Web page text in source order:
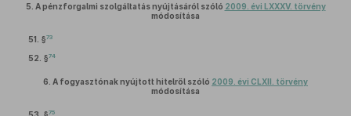
5. A pénzforgalmi szolgáltatás nyújtásáról szóló 2009. évi LXXXV. törvény
módosítása
51. §73
52. §74
6. A fogyasztónak nyújtott hitelről szóló 2009. évi CLXII. törvény
módosítása
75